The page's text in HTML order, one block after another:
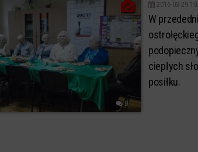
0
2016-03-29
W
ciepłych
posiłku.